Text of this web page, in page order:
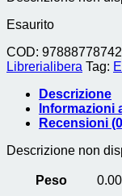
Esaurito
COD:
Librerialibera Tag:
Descrizione
Informazioni
Recensioni
Descrizione non
Peso